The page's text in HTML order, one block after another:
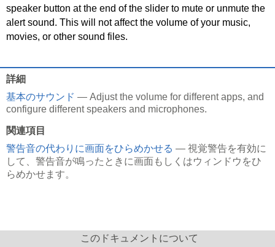
speaker button at the end of the slider to mute or unmute the
alert sound. This will not affect the volume of your music,
movies, or other sound files.
詳細
基本のサウンド — Adjust the volume for different apps, and
configure different speakers and microphones.
関連項目
警告音の代わりに画面をひらめかせる — 視覚警告を有効に
して、警告音が鳴ったときに画面もしくはウィンドウをひ
らめかせます。
このドキュメントについて